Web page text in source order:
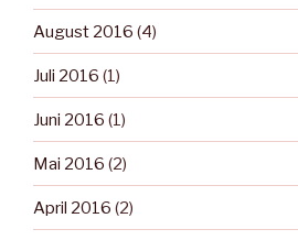
August 2016 (4)
Juli 2016 (1)
Juni 2016 (1)
Mai 2016 (2)
April 2016 (2)